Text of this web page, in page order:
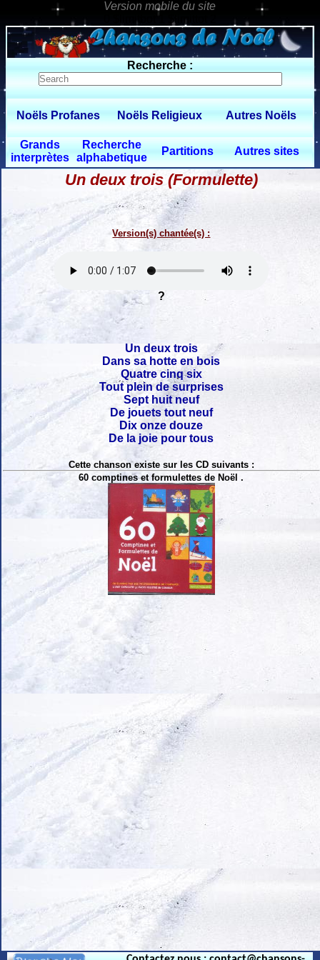
0 $limitbot 1 $limittot 2
Recherche :
Noëls Profanes Noëls Religieux Autres Noëls
Grands
interprètes
Recherche
alphabetique
Partitions Autres sites
Un deux trois (Formulette)
Version(s) chantée(s) :
?
Un deux trois
Dans sa hotte en bois
Quatre cinq six
Tout plein de surprises
Sept huit neuf
De jouets tout neuf
Dix onze douze
De la joie pour tous
Cette chanson existe sur les CD suivants :
60 comptines et formulettes de Noël .
.